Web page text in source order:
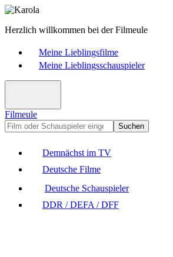
Herzlich willkommen bei der Filmeule
Meine Lieblingsfilme
Meine Lieblingsschauspieler
Filmeule
Suchen
Demnächst im TV
Deutsche Filme
Deutsche Schauspieler
DDR / DEFA / DFF